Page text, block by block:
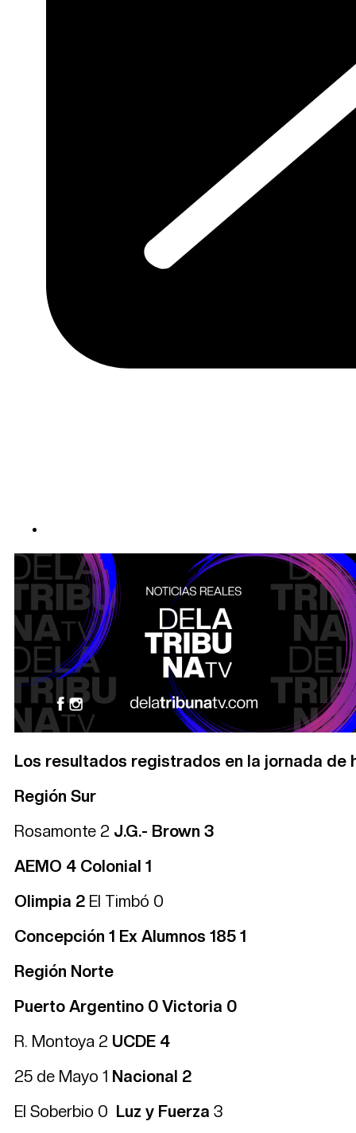
Los resultados registrados en la jornada de
Región Sur
Rosamonte 2 J.G.- Brown 3
AEMO 4 Colonial 1
Olimpia 2 El Timbó 0
Concepción 1 Ex Alumnos 185 1
Región Norte
Puerto Argentino 0 Victoria 0
R. Montoya 2 UCDE 4
25 de Mayo 1 Nacional 2
El Soberbio 0 Luz y Fuerza 3